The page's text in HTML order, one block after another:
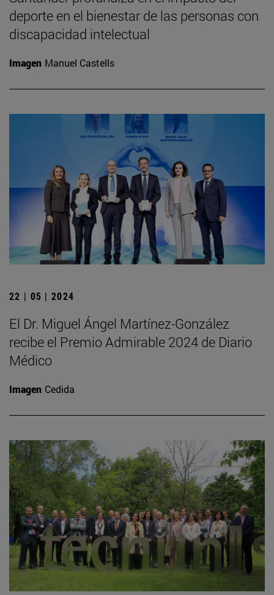
deporte en el bienestar de las personas con
discapacidad intelectual
Imagen Manuel Castells
22 | 05 | 2024
El Dr. Miguel Ángel Martínez-González
recibe el Premio Admirable 2024 de Diario
Médico
Imagen Cedida